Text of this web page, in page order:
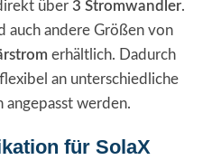
über 3 Stromwandler.
auch andere Größen von
erhältlich. Dadurch
an unterschiedliche
werden.
für SolaX